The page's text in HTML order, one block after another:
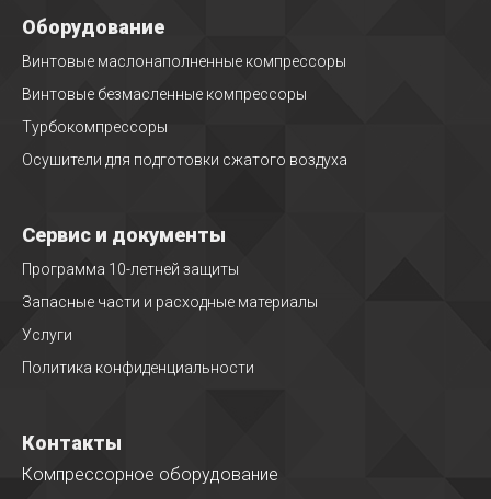
Оборудование
Винтовые маслонаполненные компрессоры
Винтовые безмасленные компрессоры
Турбокомпрессоры
Осушители для подготовки сжатого воздуха
Сервис и документы
Программа 10-летней защиты
Запасные части и расходные материалы
Услуги
Политика конфиденциальности
Контакты
Компрессорное оборудование